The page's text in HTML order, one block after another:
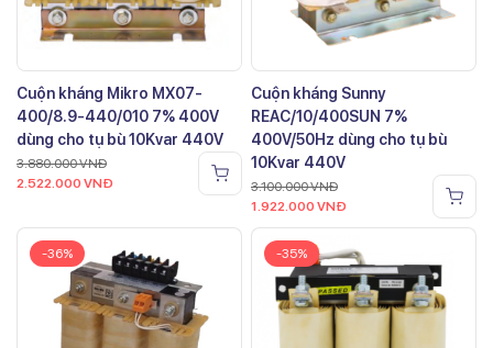
Cuộn kháng Mikro MX07-
400/8.9-440/010 7% 400V
dùng cho tụ bù 10Kvar 440V
3.880.000VNĐ
2.522.000 VNĐ
Cuộn kháng Sunny
REAC/10/400SUN 7%
400V/50Hz dùng cho tụ bù
10Kvar 440V
3.100.000VNĐ
1.922.000 VNĐ
-36% -35%